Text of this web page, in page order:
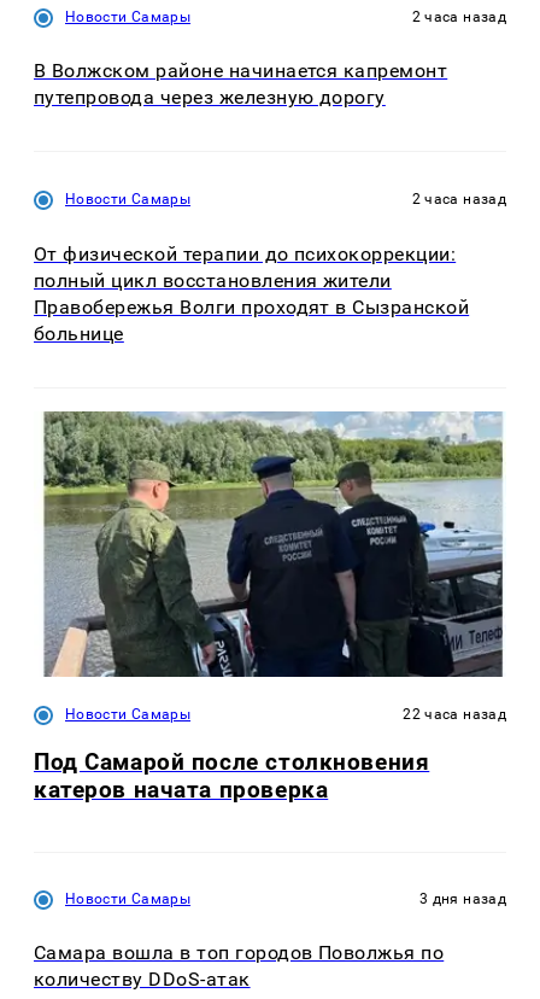
Новости Самары 2 часа назад
В Волжском районе начинается капремонт
путепровода через железную дорогу
Новости Самары 2 часа назад
От физической терапии до психокоррекции:
полный цикл восстановления жители
Правобережья Волги проходят в Сызранской
больнице
Новости Самары 22 часа назад
Под Самарой после столкновения
катеров начата проверка
Новости Самары 3 дня назад
Самара вошла в топ городов Поволжья по
количеству DDoS-атак